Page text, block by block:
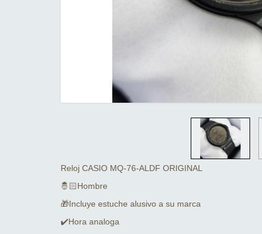
Reloj CASIO MQ-76-ALDF ORIGINAL
🤴🏻Hombre
🎁Incluye estuche alusivo a su marca
✔️Hora analoga